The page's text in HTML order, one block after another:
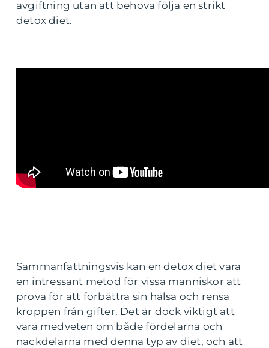
avgiftning utan att behöva följa en strikt
detox diet.
Sammanfattningsvis kan en detox diet vara
en intressant metod för vissa människor att
prova för att förbättra sin hälsa och rensa
kroppen från gifter. Det är dock viktigt att
vara medveten om både fördelarna och
nackdelarna med denna typ av diet, och att